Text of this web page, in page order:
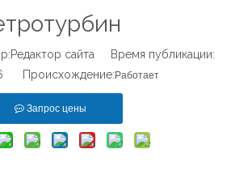
Italiano
Deutsch
Português
Español
Français
العربية
сайта Время публикации:
Происхождение: Работает
Запрос цены